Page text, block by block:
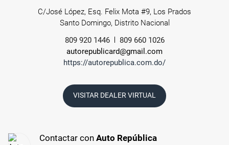
C/José López, Esq. Felix Mota #9, Los Prados
Santo Domingo, Distrito Nacional
809 920 1446
809 660 1026
autorepublicard@gmail.com
https://autorepublica.com.do/
VISITAR DEALER VIRTUAL
Contactar con Auto República